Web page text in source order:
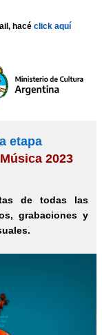
hacé click aquí
etapa
2023
de todas las
grabaciones y